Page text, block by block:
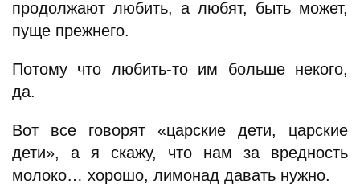
продолжают любить, а любят, быть может,
пуще прежнего.
Потому что любить-то им больше некого,
да.
Вот все говорят «царские дети, царские
дети», а я скажу, что нам за вредность
молоко… хорошо, лимонад давать нужно.